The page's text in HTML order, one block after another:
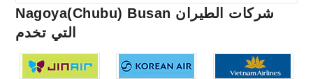
Nagoya(Chubu) Busan شركات الطيران
التي تخدم